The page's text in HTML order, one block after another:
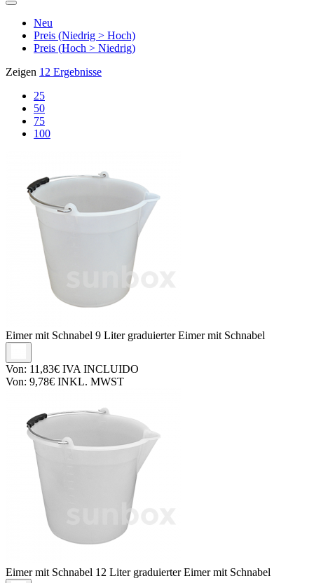
Neu
Preis (Niedrig > Hoch)
Preis (Hoch > Niedrig)
Zeigen 12 Ergebnisse
25
50
75
100
Eimer mit Schnabel 9 Liter graduierter Eimer mit Schnabel
Von: 11,83€ IVA INCLUIDO
Von: 9,78€ INKL. MWST
Eimer mit Schnabel 12 Liter graduierter Eimer mit Schnabel